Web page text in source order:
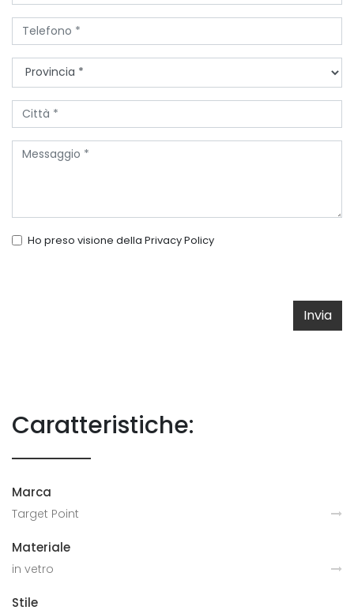
Ho preso visione della Privacy Policy
Invia
Caratteristiche:
Marca
Target Point
Materiale
in vetro
Stile